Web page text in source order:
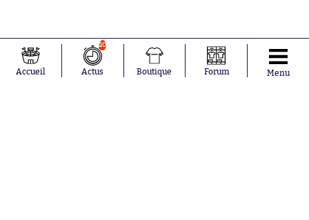
Accueil
10
Actus Boutique Forum Menu